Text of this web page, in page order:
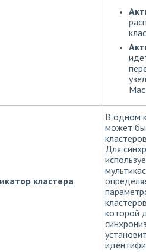
кластера
В одном
может
Для
которой